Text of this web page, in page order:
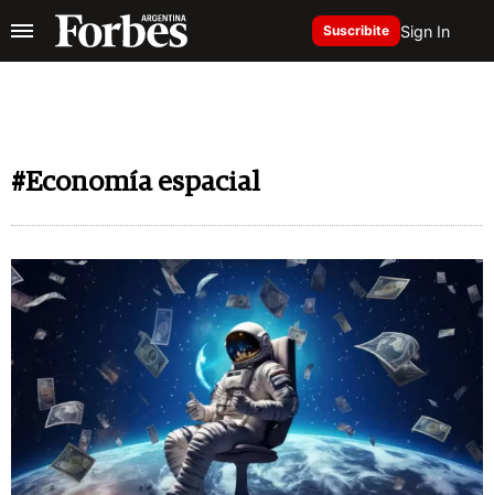
Suscribite Sign In
#Economía espacial